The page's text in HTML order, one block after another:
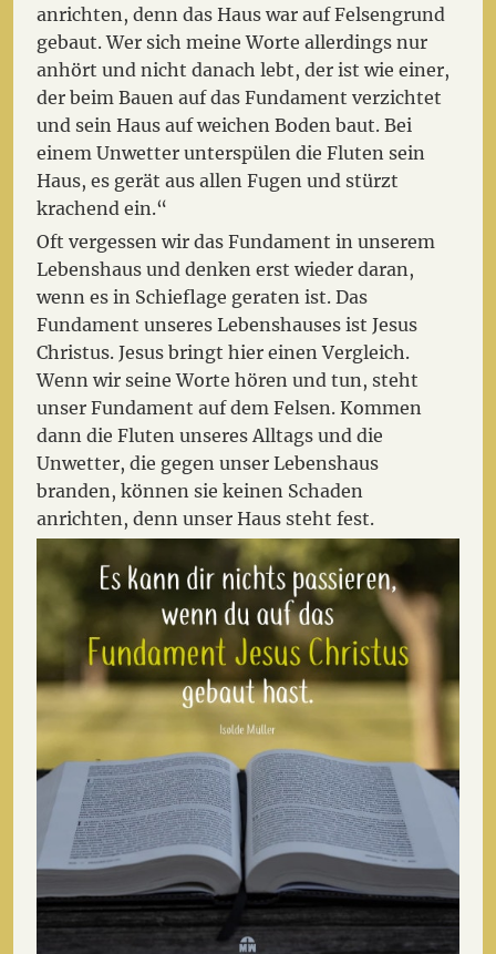
anrichten, denn das Haus war auf Felsengrund
gebaut. Wer sich meine Worte allerdings nur
anhört und nicht danach lebt, der ist wie einer,
der beim Bauen auf das Fundament verzichtet
und sein Haus auf weichen Boden baut. Bei
einem Unwetter unterspülen die Fluten sein
Haus, es gerät aus allen Fugen und stürzt
krachend ein.“
Oft vergessen wir das Fundament in unserem
Lebenshaus und denken erst wieder daran,
wenn es in Schieflage geraten ist. Das
Fundament unseres Lebenshauses ist Jesus
Christus. Jesus bringt hier einen Vergleich.
Wenn wir seine Worte hören und tun, steht
unser Fundament auf dem Felsen. Kommen
dann die Fluten unseres Alltags und die
Unwetter, die gegen unser Lebenshaus
branden, können sie keinen Schaden
anrichten, denn unser Haus steht fest.